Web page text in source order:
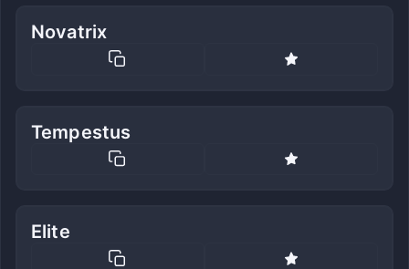
Novatrix
Tempestus
Elite